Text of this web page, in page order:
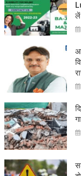
लें